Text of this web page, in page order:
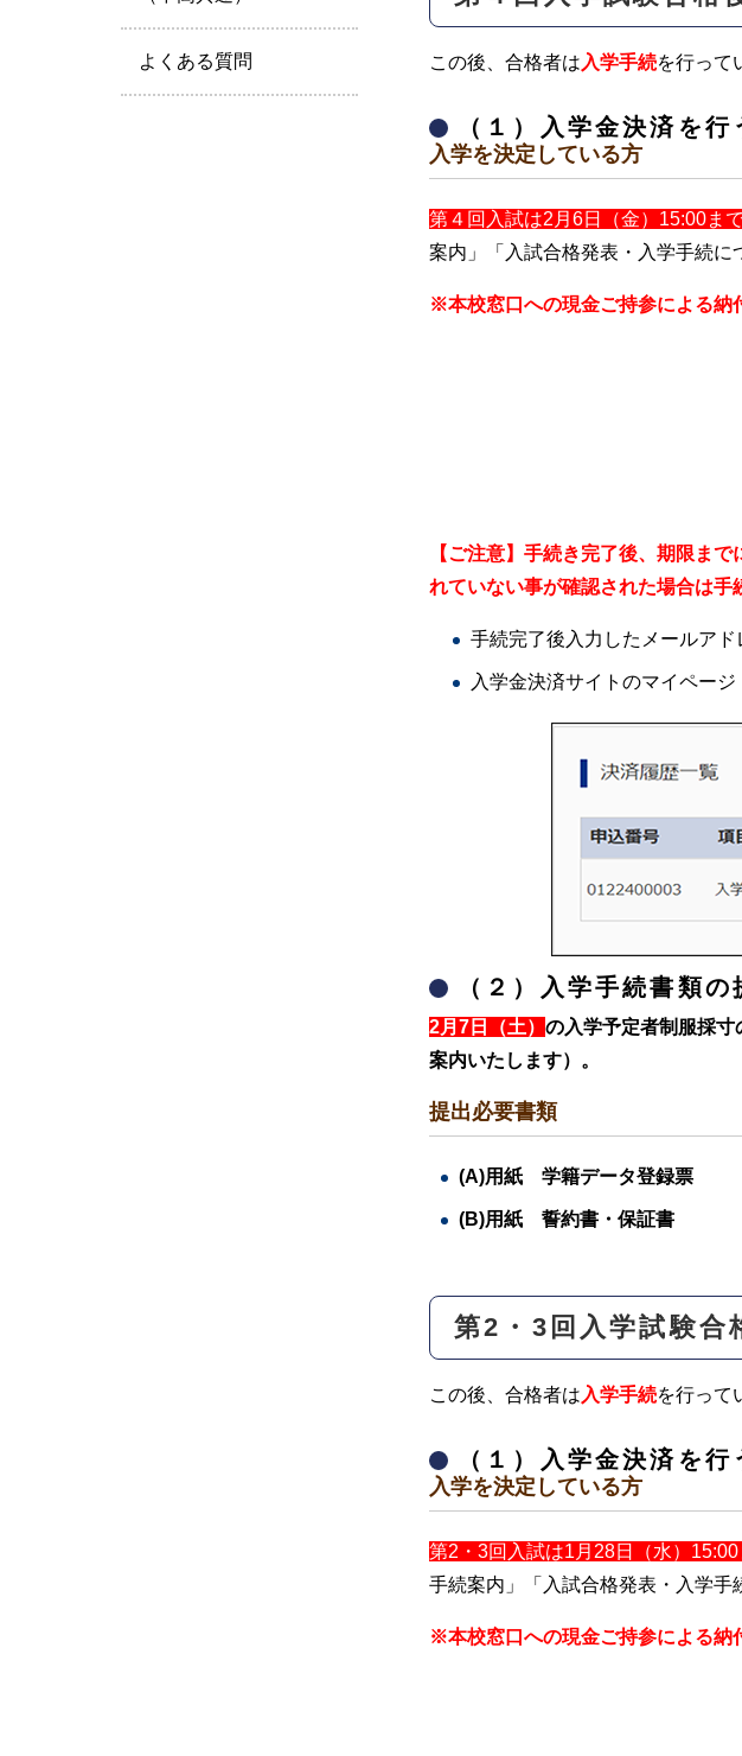
この後、合格者は 入学手続を行って
（１）入学金決済を行
入学を決定している方
第４回入試は2月6日（金）15:00ま
案内」「入試合格発表・入学手続に
※本校窓口への現金ご持参による納
【ご注意】手続き完了後、期限ま
れていない事が確認された場合は手
手続完了後入力したメールア
入学金決済サイトのマイページ
（２）入学手続書類
2月7日（土） の入学予定者制服採
案内いたします）。
提出必要書類
(A)用紙 学籍データ登録票
(B)用紙 誓約書・保証書
第2・3回入学試験合
この後、合格者は 入学手続を行って
（１）入学金決済を行
入学を決定している方
第2・3回入試は1月28日（水）
手続案内」「入試合格発表・入学手
※本校窓口への現金ご持参による納
よくある質問